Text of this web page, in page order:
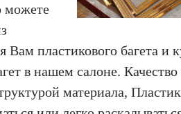
можете
Вам пластикового багета и
в нашем салоне. Качество
материала,